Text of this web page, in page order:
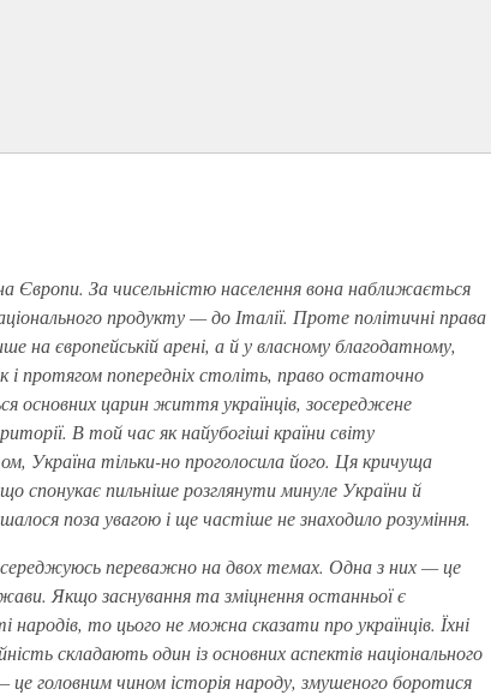
Європи. За чисельністю населення вона наближається
продукту — до Італії. Проте політичні права
на європейській арені, а й у власному благодатному,
і протягом попередніх століть, право остаточно
основних царин життя українців, зосереджене
В той час як найубогіші країни світу
Україна тільки-но проголосила його. Ця кричуща
що спонукає пильніше розглянути минуле України й
поза увагою і ще частіше не знаходило розуміння.
переважно на двох темах. Одна з них — це
Якщо заснування та зміцнення останньої є
народів, то цього не можна сказати про українців. Їхні
складають один із основних аспектів національного
головним чином історія народу, змушеного боротися